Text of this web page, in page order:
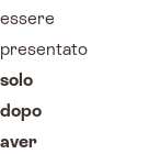
essere
presentato
solo
dopo
aver